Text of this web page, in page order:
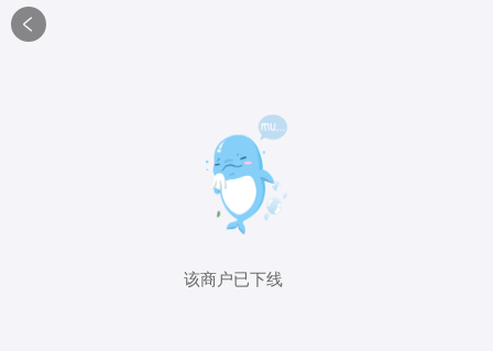

该商户已下线